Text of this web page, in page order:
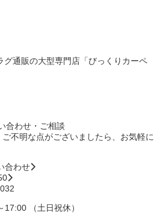
グ通販の大型専門店「びっくりカーペ
不明な点がございましたら、お気軽に
合わせ
（土日祝休）